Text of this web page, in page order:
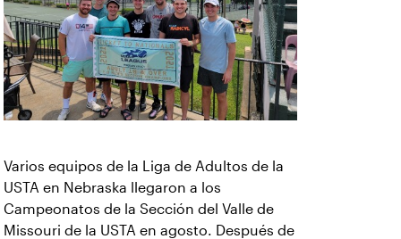
Varios equipos de la Liga de Adultos de la
USTA en Nebraska llegaron a los
Campeonatos de la Sección del Valle de
Missouri de la USTA en agosto. Después de